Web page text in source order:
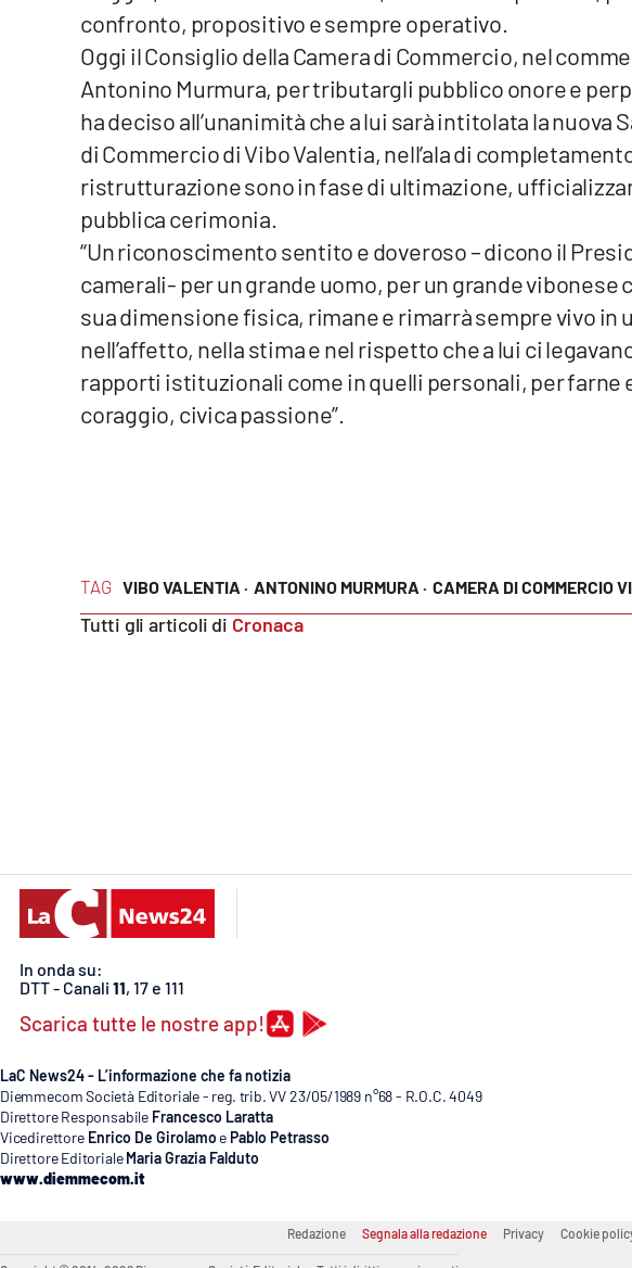
Buona Sanità Calabria
Calabriavisione
Catanzarochannel.it
App
TAG VIBO VALENTIA · ANTONINO MURMURA · CAMERA DI COMMERCIO
Tutti gli articoli di Cronaca
confronto, propositivo e sempre operativo.
Oggi il Consiglio della Camera di Commercio, nel
Antonino Murmura, per tributargli pubblico onore e
ha deciso all’unanimità che a lui sarà intitolata la nuova
di Commercio di Vibo Valentia, nell’ala di
ristrutturazione sono in fase di ultimazione,
pubblica cerimonia.
“Un riconoscimento sentito e doveroso – dicono il
camerali- per un grande uomo, per un grande vibonese
sua dimensione fisica, rimane e rimarrà sempre vivo in
nell’affetto, nella stima e nel rispetto che a lui ci
rapporti istituzionali come in quelli personali, per farne
coraggio, civica passione”.
In onda su:
DTT - Canali 11, 17 e 111
Scarica tutte le nostre app!
LaC News24 - L’informazione che fa notizia
Diemmecom Società Editoriale - reg. trib. VV 23/05/1989 n°68 - R.O.C. 4049
Direttore Responsabile Francesco Laratta
Vicedirettore Enrico De Girolamo e Pablo Petrasso
Direttore Editoriale Maria Grazia Falduto
www.diemmecom.it
Redazione Segnala alla redazione Privacy Cookie